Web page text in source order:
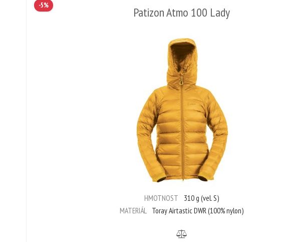
-5% Patizon Atmo 100 Lady
HMOTNOST
310 g (vel. S)
MATERIÁL
Toray Airtastic DWR (100% nylon)